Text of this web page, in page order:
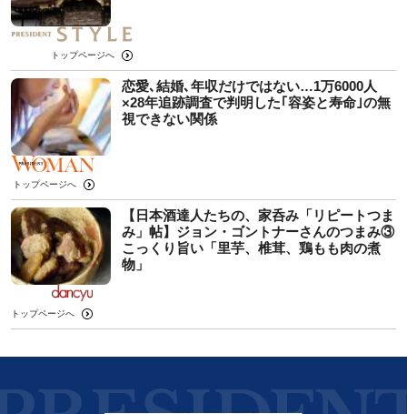
トップページへ
恋愛､結婚､年収だけではない…1万6000人
×28年追跡調査で判明した｢容姿と寿命｣の無
視できない関係
トップページへ
【日本酒達人たちの、家呑み「リピートつま
み」帖】ジョン・ゴントナーさんのつまみ③
こっくり旨い「里芋、椎茸、鶏もも肉の煮
物」
トップページへ